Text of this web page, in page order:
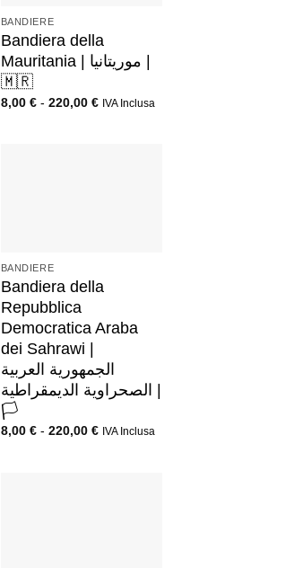
BANDIERE
Bandiera della
Mauritania | موريتانيا |
🇲🇷
8,00 € - 220,00 € IVA Inclusa
BANDIERE
Bandiera della
Repubblica
Democratica Araba
dei Sahrawi |
الجمهورية العربية
الصحراوية الديمقراطية |
🏳️
8,00 € - 220,00 € IVA Inclusa